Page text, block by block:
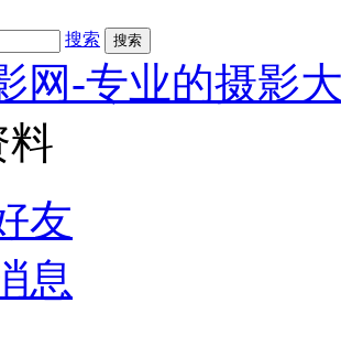
搜索 搜索
网-专业的摄影
料
友
息